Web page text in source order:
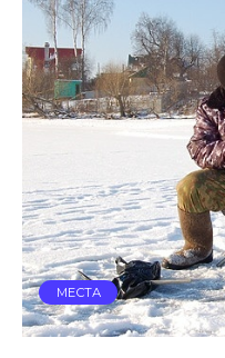
МЕСТА